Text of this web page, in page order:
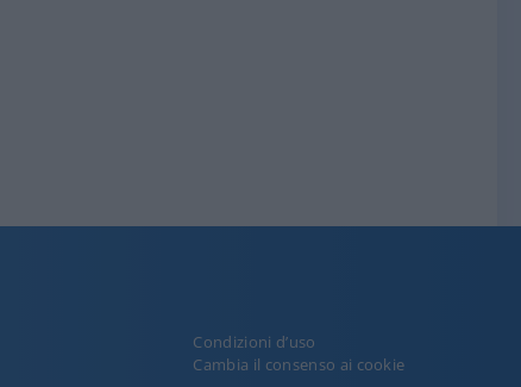
Condizioni d’uso
Cambia il consenso ai cookie